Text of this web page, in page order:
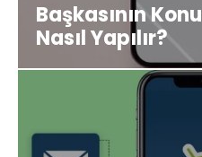
Başkasının
Nasıl Yapılır?